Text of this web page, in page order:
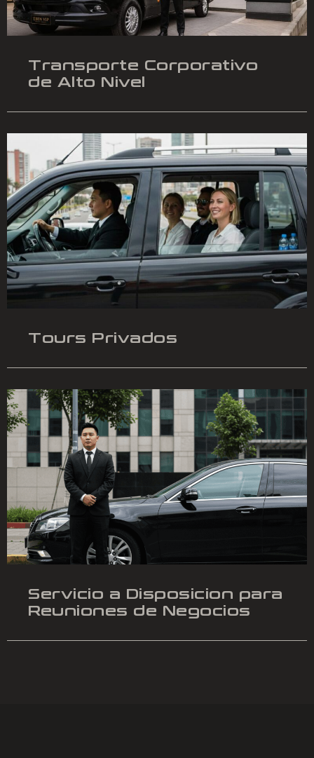
Transporte Corporativo
de Alto Nivel
Tours Privados
Servicio a Disposicion para
Reuniones de Negocios